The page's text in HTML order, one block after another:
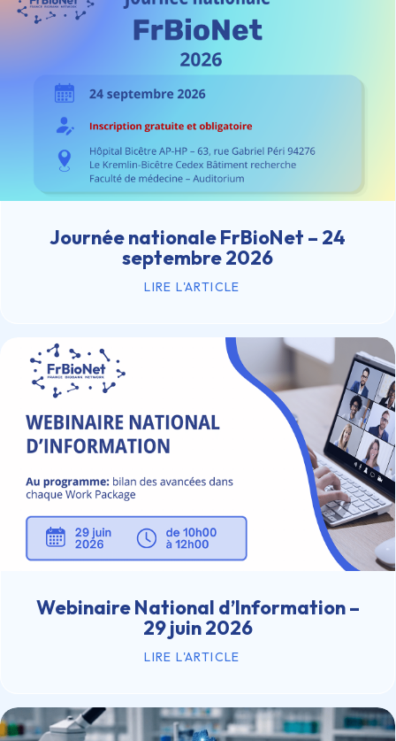
Journée nationale FrBioNet – 24
septembre 2026
LIRE L'ARTICLE
Webinaire National d’Information –
29 juin 2026
LIRE L'ARTICLE